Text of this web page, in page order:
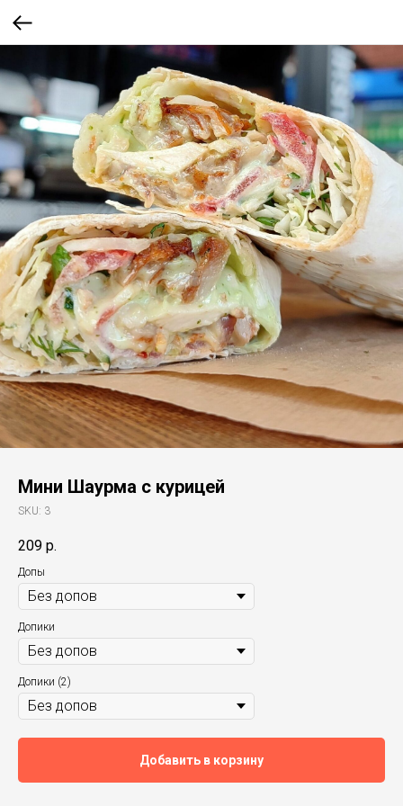
Мини Шаурма с курицей
SKU: 3
209 р.
Допы
Допики
Допики (2)
Добавить в корзину